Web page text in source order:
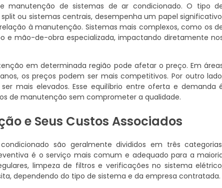
manutenção de sistemas de ar condicionado. O tipo
ou sistemas centrais, desempenha um papel
à manutenção. Sistemas mais complexos, como os
e mão-de-obra especializada, impactando diretamente
em determinada região pode afetar o preço. Em
os preços podem ser mais competitivos. Por outro
mais elevados. Esse equilíbrio entre oferta e demanda
de manutenção sem comprometer a qualidade.
e Seus Custos Associados
são geralmente divididos em três
é o serviço mais comum e adequado para a
limpeza de filtros e verificações no sistema
dependendo do tipo de sistema e da empresa contratada.